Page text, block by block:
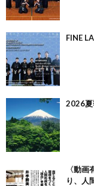
FINE
2026夏
〈動
り、人